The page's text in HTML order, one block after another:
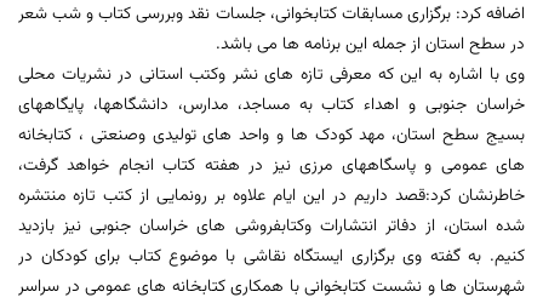
اضافه کرد: برگزاری مسابقات کتابخوانی، جلسات نقد وبررسی کتاب و شب شعر
در سطح استان از جمله این برنامه ها می باشد.
وی با اشاره به این که معرفی تازه های نشر وکتب استانی در نشریات محلی
خراسان جنوبی و اهداء کتاب به مساجد، مدارس، دانشگاهها، پایگاههای
بسیج سطح استان، مهد کودک ها و واحد های تولیدی وصنعتی ، کتابخانه
های عمومی و پاسگاههای مرزی نیز در هفته کتاب انجام خواهد گرفت،
خاطرنشان کرد:قصد داریم در این ایام علاوه بر رونمایی از کتب تازه منتشره
شده استان، از دفاتر انتشارات وکتابفروشی های خراسان جنوبی نیز بازدید
کنیم. به گفته وی برگزاری ایستگاه نقاشی با موضوع کتاب برای کودکان در
شهرستان ها و نشست کتابخوانی با همکاری کتابخانه های عمومی در سراسر